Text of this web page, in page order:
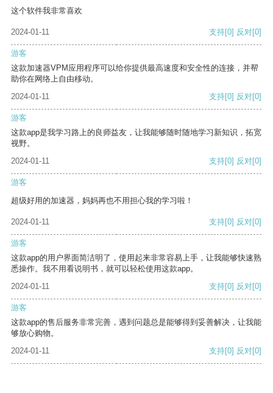
这个软件我非常喜欢
2024-01-11 支持[0] 反对[0]
游客
这款加速器VPM应用程序可以给你提供最高速度和安全性的连接，并帮
助你在网络上自由移动。
2024-01-11
支持[0] 反对[0]
游客
这款app是我学习路上的良师益友，让我能够随时随地学习新知识，拓宽
视野。
2024-01-11
支持[0] 反对[0]
游客
超级好用的加速器，妈妈再也不用担心我的学习啦！
2024-01-11 支持[0] 反对[0]
游客
这款app的用户界面简洁明了，使用起来非常容易上手，让我能够快速熟
悉操作。我不用看说明书，就可以轻松使用这款app。
2024-01-11
支持[0] 反对[0]
游客
这款app的售后服务非常完善，遇到问题总是能够得到妥善解决，让我能
够放心购物。
2024-01-11
支持[0] 反对[0]